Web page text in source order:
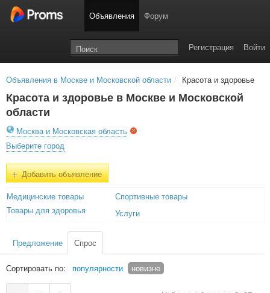
Объявления Форум
Войти
Регистрация
Объявления в Москве и Московской области / Красота и здоровье
Красота и здоровье в Москве и Московской
области
Москва и Московская область
Выберите город
+Добавить объявление
Медицинские товары
Товары для здоровья
Спортивные товары
Услуги
Предложение Спрос
Сортировать по: популярности новизне